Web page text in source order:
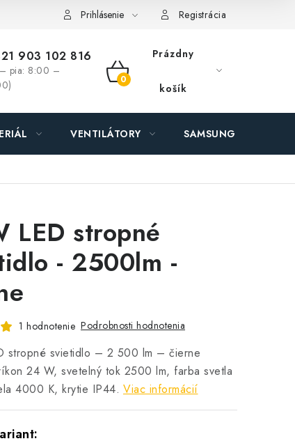
& JANTON Zákamenné Zľavy pre profíkov
Prihlásenie Registrácia
903 102 816
pia: 8:00 –
NÁKUPNÝ
KOŠÍK
Prázdny
košík
VENTILÁTORY SAMSUNG SVIETIDLÁ
LED stropné
- 2500lm -
1 hodnotenie Podrobnosti hodnotenia
stropné svietidlo – 2 500 lm – čierne
24 W, svetelný tok 2500 lm, farba svetla
4000 K, krytie IP44. Viac informácií